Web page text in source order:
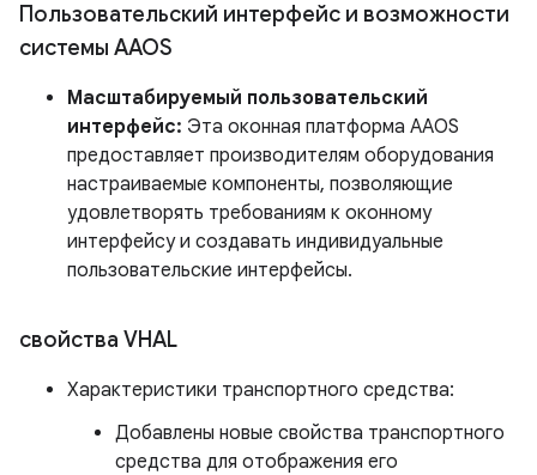
Пользовательский интерфейс и возможности
системы AAOS
Масштабируемый пользовательский
интерфейс: Эта оконная платформа AAOS
предоставляет производителям оборудования
настраиваемые компоненты, позволяющие
удовлетворять требованиям к оконному
интерфейсу и создавать индивидуальные
пользовательские интерфейсы.
свойства VHAL
Характеристики транспортного средства:
Добавлены новые свойства транспортного
средства для отображения его